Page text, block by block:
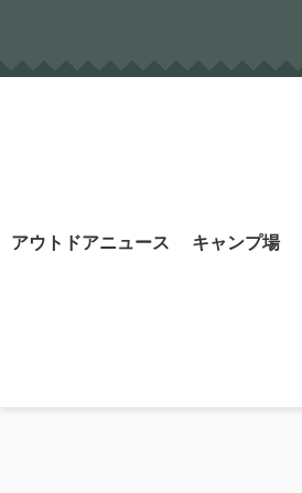
アウトドアニュース キャンプ場